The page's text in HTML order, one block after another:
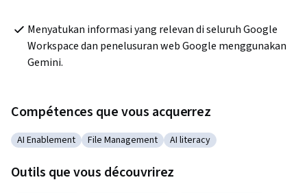
Menyatukan informasi yang relevan di seluruh Google
Workspace dan penelusuran web Google menggunakan
Gemini.
Compétences que vous acquerrez
Catégorie : AI Enablement
AI Enablement Catégorie : File Management
File Management Catégorie : AI literacy
AI literacy
Outils que vous découvrirez